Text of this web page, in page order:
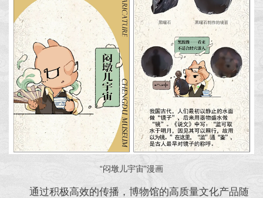
“闷墩儿宇宙”漫画
通过积极高效的传播，博物馆的高质量文化产品随